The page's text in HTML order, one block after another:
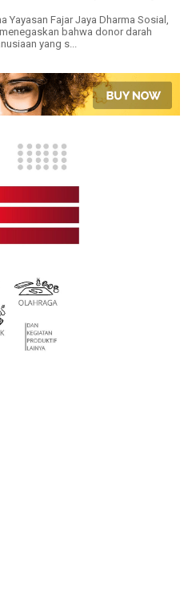
Yayasan Fajar Jaya Dharma Sosial,
bahwa donor darah
yang s...